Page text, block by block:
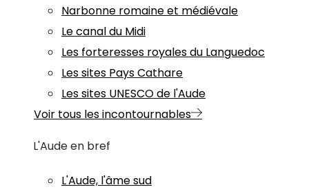
Narbonne romaine et médiévale
Le canal du Midi
Les forteresses royales du Languedoc
Les sites Pays Cathare
Les sites UNESCO de l'Aude
Voir tous les incontournables
L'Aude en bref
L'Aude, l'âme sud